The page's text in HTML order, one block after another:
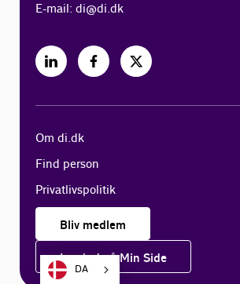
E-mail:di@di.dk
Om di.dk
Find person
Privatlivspolitik
Bliv medlem
Log ind på Min Side
DA